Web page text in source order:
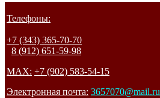
Телефоны:
+7 (343) 365-70-70
8 (912) 651-59-98
MAX: +7 (902) 583-54-15
Электронная почта: 3657070@mail.ru